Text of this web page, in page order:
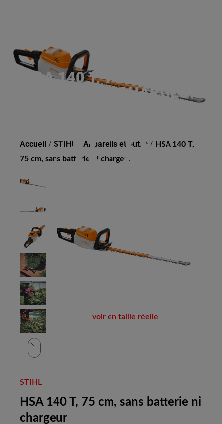
HSA 140 T, 75 CM, SANS
BATTERIE NI CHARGEUR
Accueil / STIHL Appareils et outils / HSA 140 T,
75 cm, sans batterie ni chargeur
voir en taille réelle
STIHL
HSA 140 T, 75 cm, sans batterie ni
chargeur